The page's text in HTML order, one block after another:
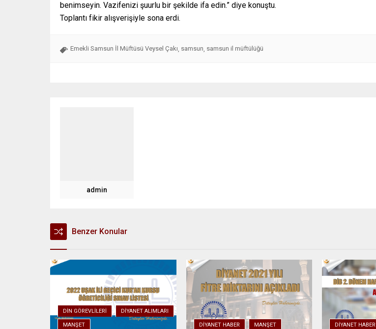
benimseyin. Vazifenizi şuurlu bir şekilde ifa edin.” diye konuştu.
Toplantı fikir alışverişiyle sona erdi.
Emekli Samsun İl Müftüsü Veysel Çakı, samsun, samsun il müftülüğü
admin
Benzer Konular
DIN GÖREVLILERI DIYANET ALIMLARI
MANŞET DIYANET HABER MANŞET DIYANET HABER